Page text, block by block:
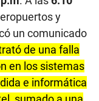
y
un comunicado
de una falla
en los sistemas
e informática